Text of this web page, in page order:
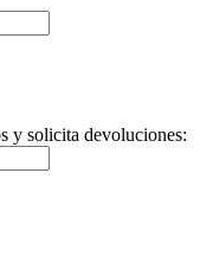
y solicita devoluciones: